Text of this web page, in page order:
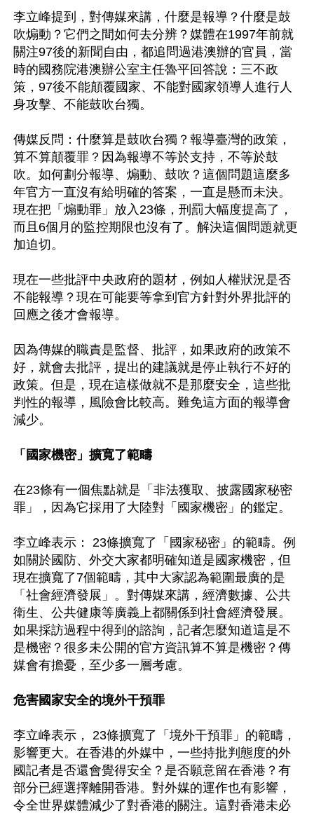
李立峰提到，對傳媒來講，什麼是報導？什麼是鼓
吹煽動？它們之間如何去分辨？媒體在1997年前就
關注97後的新聞自由，都追問過港澳辦的官員，當
時的國務院港澳辦公室主任魯平回答說：三不政
策，97後不能顛覆國家、不能對國家領導人進行人
身攻擊、不能鼓吹台獨。
傳媒反問：什麼算是鼓吹台獨？報導臺灣的政策，
算不算顛覆罪？因為報導不等於支持，不等於鼓
吹。如何劃分報導、煽動、鼓吹？這個問題這麼多
年官方一直沒有給明確的答案，一直是懸而未決。
現在把「煽動罪」放入23條，刑罰大幅度提高了，
而且6個月的監控期限也沒有了。解決這個問題就更
加迫切。
現在一些批評中央政府的題材，例如人權狀況是否
不能報導？現在可能要等拿到官方針對外界批評的
回應之後才會報導。
因為傳媒的職責是監督、批評，如果政府的政策不
好，就會去批評，提出的建議就是停止執行不好的
政策。但是，現在這樣做就不是那麼安全，這些批
判性的報導，風險會比較高。難免這方面的報導會
減少。
「國家機密」擴寬了範疇
在23條有一個焦點就是「非法獲取、披露國家秘密
罪」，因為它採用了大陸對「國家機密」的鑑定。
李立峰表示： 23條擴寬了「國家秘密」的範疇。例
如關於國防、外交大家都明確知道是國家機密，但
現在擴寬了7個範疇，其中大家認為範圍最廣的是
「社會經濟發展」。對傳媒來講，經濟數據、公共
衛生、公共健康等廣義上都關係到社會經濟發展。
如果採訪過程中得到的諮詢，記者怎麼知道這是不
是機密？很多未公開的官方資訊算不算是機密？傳
媒會有擔憂，至少多一層考慮。
危害國家安全的境外干預罪
李立峰表示， 23條擴寬了「境外干預罪」的範疇，
影響更大。在香港的外媒中，一些持批判態度的外
國記者是否還會覺得安全？是否願意留在香港？有
部分已經選擇離開香港。對外媒的運作也有影響，
令全世界媒體減少了對香港的關注。這對香港未必